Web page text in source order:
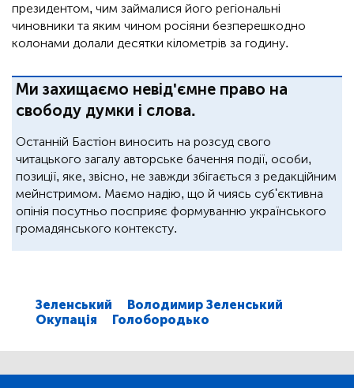
президентом, чим займалися його регіональні
чиновники та яким чином росіяни безперешкодно
колонами долали десятки кілометрів за годину.
Ми захищаємо невід'ємне право на
свободу думки і слова.
Останній Бастіон виносить на розсуд свого
читацького загалу авторське бачення події, особи,
позиції, яке, звісно, не завжди збігається з редакційним
мейнстримом. Маємо надію, що й чиясь суб'єктивна
опінія посутньо посприяє формуванню українського
громадянського контексту.
Зеленський
Володимир Зеленський
Окупація
Голобородько